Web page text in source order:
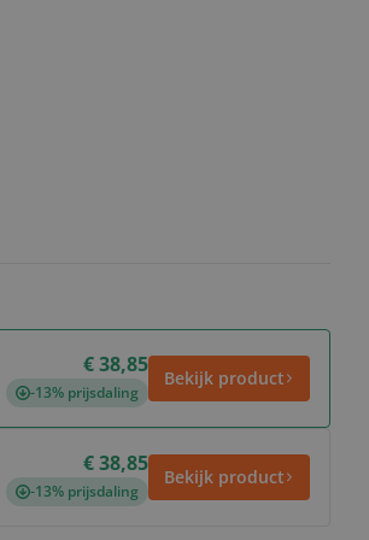
€ 38,85
-13% prijsdaling
Bekijk product
€ 38,85
-13% prijsdaling
Bekijk product